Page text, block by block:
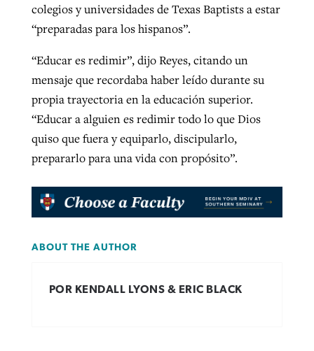
colegios y universidades de Texas Baptists a estar
“preparadas para los hispanos”.
“Educar es redimir”, dijo Reyes, citando un
mensaje que recordaba haber leído durante su
propia trayectoria en la educación superior.
“Educar a alguien es redimir todo lo que Dios
quiso que fuera y equiparlo, discipularlo,
prepararlo para una vida con propósito”.
ABOUT THE AUTHOR
POR KENDALL LYONS & ERIC BLACK